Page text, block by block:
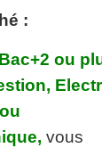
:
ou
vous